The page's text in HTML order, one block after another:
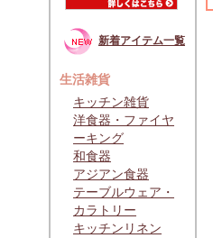
新着アイテム一覧
生活雑貨
キッチン雑貨
洋食器・ファイヤ
ーキング
和食器
アジアン食器
テーブルウェア・
カラトリー
キッチンリネン